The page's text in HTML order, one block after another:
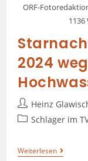
ORF-
1136
2024
Heinz
Schlager im
Weiterlesen